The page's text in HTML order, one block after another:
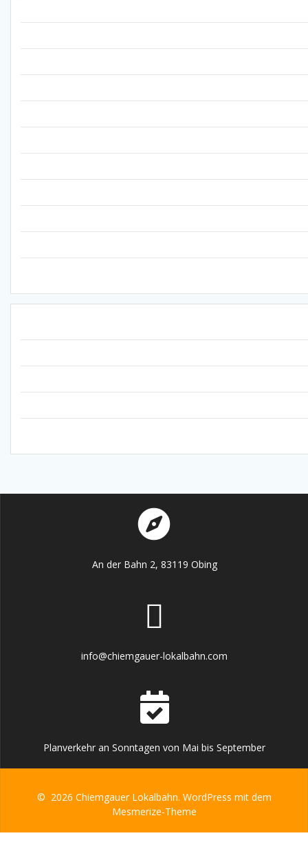
An der Bahn 2, 83119 Obing
info@chiemgauer-lokalbahn.com
Planverkehr an Sonntagen von Mai bis September
© 2026 Chiemgauer Lokalbahn. WordPress mit dem
Mesmerize-Theme